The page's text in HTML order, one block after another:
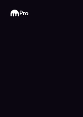
Kraken
Pro